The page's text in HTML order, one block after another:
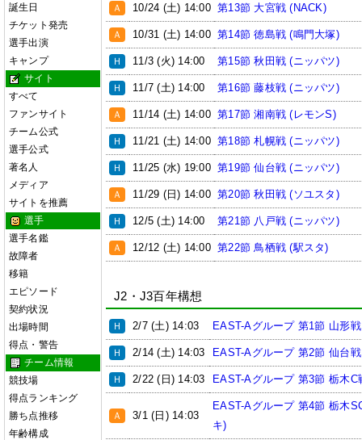
誕生日
チケット発売
選手出演
キャンプ
サイト
すべて
ファンサイト
チーム公式
選手公式
著名人
メディア
サイトを推薦
選手
選手名鑑
故障者
移籍
エピソード
契約状況
出場時間
得点・警告
チーム情報
競技場
得点ランキング
勝ち点推移
年齢構成
Ａ 10/24 (土) 14:00 第13節 大宮戦 (NACK)
Ａ 10/31 (土) 14:00 第14節 徳島戦 (鳴門大塚)
Ｈ 11/3 (火) 14:00 第15節 秋田戦 (ニッパツ)
Ｈ 11/7 (土) 14:00 第16節 藤枝戦 (ニッパツ)
Ａ 11/14 (土) 14:00 第17節 湘南戦 (レモンS)
Ｈ 11/21 (土) 14:00 第18節 札幌戦 (ニッパツ)
Ｈ 11/25 (水) 19:00 第19節 仙台戦 (ニッパツ)
Ａ 11/29 (日) 14:00 第20節 秋田戦 (ソユスタ)
Ｈ 12/5 (土) 14:00 第21節 八戸戦 (ニッパツ)
Ａ 12/12 (土) 14:00 第22節 鳥栖戦 (駅スタ)
J2・J3百年構想
Ｈ 2/7 (土) 14:03 EAST-Aグループ 第1節 山形
Ｈ 2/14 (土) 14:03 EAST-Aグループ 第2節 仙台
Ｈ 2/22 (日) 14:03 EAST-Aグループ 第3節 栃木C
Ａ 3/1 (日) 14:03
EAST-Aグループ 第4節 栃木
キ)